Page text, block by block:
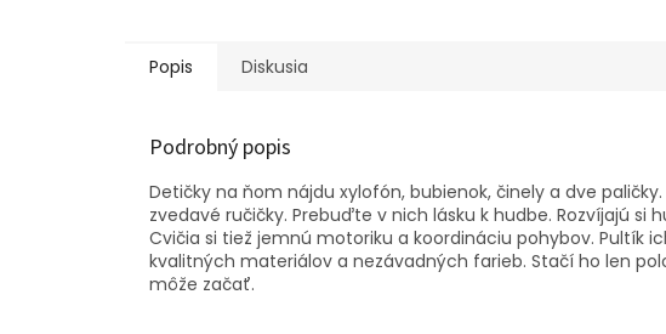
Popis Diskusia
Podrobný popis
Detičky na ňom nájdu xylofón, bubienok, činely a dve
zvedavé ručičky. Prebuďte v nich lásku k hudbe. Rozvíjajú si
Cvičia si tiež jemnú motoriku a koordináciu pohybov. Pultík
kvalitných materiálov a nezávadných farieb. Stačí ho len
môže začať.